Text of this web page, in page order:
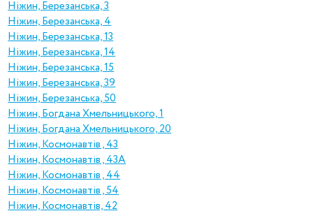
Ніжин, Березанська, 3
Ніжин, Березанська, 4
Ніжин, Березанська, 13
Ніжин, Березанська, 14
Ніжин, Березанська, 15
Ніжин, Березанська, 39
Ніжин, Березанська, 50
Ніжин, Богдана Хмельницького, 1
Ніжин, Богдана Хмельницького, 20
Ніжин, Космонавтів , 43
Ніжин, Космонавтів , 43А
Ніжин, Космонавтів , 44
Ніжин, Космонавтів , 54
Ніжин, Космонавтів, 42